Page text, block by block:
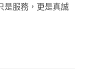
是服務，更是真誠